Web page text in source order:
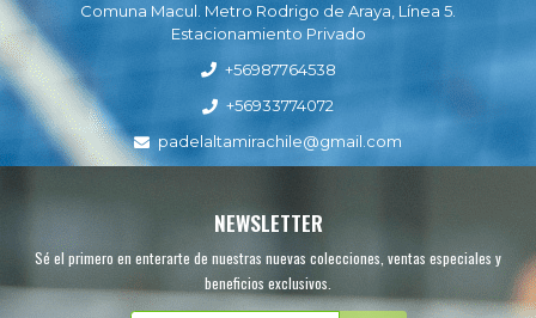
Comuna Macul. Metro Rodrigo de Araya, Línea 5.
Estacionamiento Privado
+56987764538
+56933774072
padelaltamirachile@gmail.com
NEWSLETTER
Sé el primero en enterarte de nuestras nuevas colecciones, ventas especiales y
beneficios exclusivos.